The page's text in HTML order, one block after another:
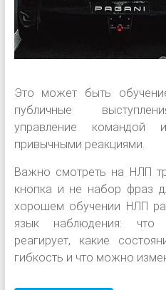
Это может быть
публичные
управление
привычными реакциями.
Важно смотреть на НЛП
кнопка и не набор фраз
хорошем обучении НЛП
язык наблюдения: что
реагирует, какие
гибкость и что можно